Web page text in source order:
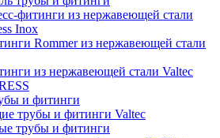
фитинги из нержавеющей стали
Inox
Rommer из нержавеющей стали
из нержавеющей стали Valtec
и фитинги
трубы и фитинги Valtec
трубы и фитинги